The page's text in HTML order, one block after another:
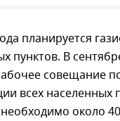
планируется
пунктов. В
совещание
всех населенных
около